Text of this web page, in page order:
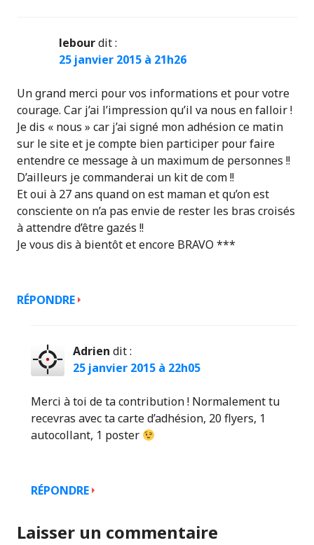
lebourdit :
25 janvier 2015 à 21h26
Un grand merci pour vos informations et pour votre
courage. Car j’ai l’impression qu’il va nous en falloir !
Je dis « nous » car j’ai signé mon adhésion ce matin
sur le site et je compte bien participer pour faire
entendre ce message à un maximum de personnes !!
D’ailleurs je commanderai un kit de com !!
Et oui à 27 ans quand on est maman et qu’on est
consciente on n’a pas envie de rester les bras croisés
à attendre d’être gazés !!
Je vous dis à bientôt et encore BRAVO ***
RÉPONDRE
Adrien dit :
25 janvier 2015 à 22h05
Merci à toi de ta contribution ! Normalement tu
recevras avec ta carte d’adhésion, 20 flyers, 1
autocollant, 1 poster
RÉPONDRE
Laisser un commentaire